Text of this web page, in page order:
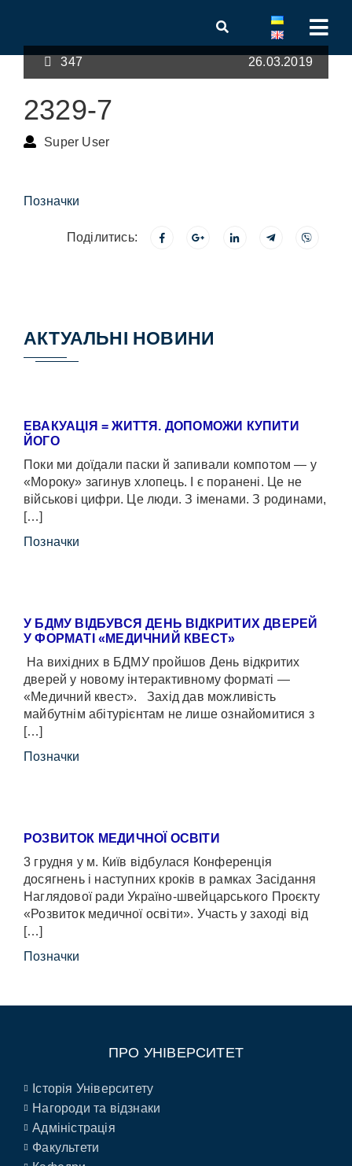
347 26.03.2019
2329-7
Super User
Позначки
Поділитись:
АКТУАЛЬНІ НОВИНИ
ЕВАКУАЦІЯ = ЖИТТЯ. ДОПОМОЖИ КУПИТИ
ЙОГО
Поки ми доїдали паски й запивали компотом — у
«Мороку» загинув хлопець. І є поранені. Це не
військові цифри. Це люди. З іменами. З родинами,
[…]
Позначки
У БДМУ ВІДБУВСЯ ДЕНЬ ВІДКРИТИХ ДВЕРЕЙ
У ФОРМАТІ «МЕДИЧНИЙ КВЕСТ»
На вихідних в БДМУ пройшов День відкритих
дверей у новому інтерактивному форматі —
«Медичний квест». Захід дав можливість
майбутнім абітурієнтам не лише ознайомитися з
[…]
Позначки
РОЗВИТОК МЕДИЧНОЇ ОСВІТИ
3 грудня у м. Київ відбулася Конференція
досягнень і наступних кроків в рамках Засідання
Наглядової ради Україно-швейцарського Проєкту
«Розвиток медичної освіти». Участь у заході від
[…]
Позначки
ПРО УНІВЕРСИТЕТ
Історія Університету
Нагороди та відзнаки
Адміністрація
Факультети